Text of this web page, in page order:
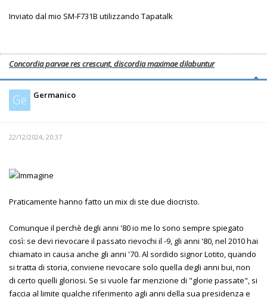
Inviato dal mio SM-F731B utilizzando Tapatalk
Concordia parvae res crescunt, discordia maximae dilabuntur
Ge Germanico
22/12/2024, 20:37
Praticamente hanno fatto un mix di ste due diocristo.
Comunque il perchè degli anni '80 io me lo sono sempre spiegato
così: se devi rievocare il passato rievochi il -9, gli anni '80, nel 2010 hai
chiamato in causa anche gli anni '70. Al sordido signor Lotito, quando
si tratta di storia, conviene rievocare solo quella degli anni bui, non
di certo quelli gloriosi. Se si vuole far menzione di "glorie passate", si
faccia al limite qualche riferimento agli anni della sua presidenza e